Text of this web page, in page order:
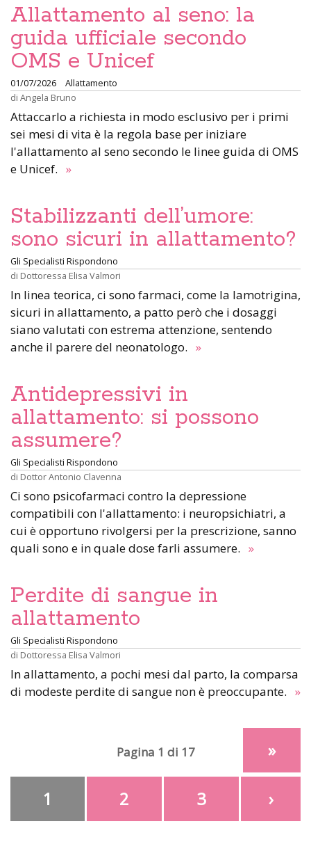
Allattamento al seno: la
guida ufficiale secondo
OMS e Unicef
01/07/2026
Allattamento
di Angela Bruno
Attaccarlo a richiesta in modo esclusivo per i primi
sei mesi di vita è la regola base per iniziare
l'allattamento al seno secondo le linee guida di OMS
e Unicef. »
Stabilizzanti dell’umore:
sono sicuri in allattamento?
Gli Specialisti Rispondono
di Dottoressa Elisa Valmori
In linea teorica, ci sono farmaci, come la lamotrigina,
sicuri in allattamento, a patto però che i dosaggi
siano valutati con estrema attenzione, sentendo
anche il parere del neonatologo. »
Antidepressivi in
allattamento: si possono
assumere?
Gli Specialisti Rispondono
di Dottor Antonio Clavenna
Ci sono psicofarmaci contro la depressione
compatibili con l'allattamento: i neuropsichiatri, a
cui è opportuno rivolgersi per la prescrizione, sanno
quali sono e in quale dose farli assumere. »
Perdite di sangue in
allattamento
Gli Specialisti Rispondono
di Dottoressa Elisa Valmori
In allattamento, a pochi mesi dal parto, la comparsa
di modeste perdite di sangue non è preoccupante. »
Pagina 1 di 17
1 2 3 ›
»